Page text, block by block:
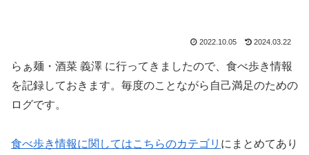
2022.10.05 2024.03.22
らぁ麺・酒菜 義澤 に行ってきましたので、食べ歩き情報
を記録しておきます。毎度のことながら自己満足のための
ログです。
食べ歩き情報に関してはこちらのカテゴリ にまとめてあり